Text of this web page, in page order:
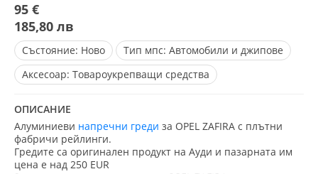
95 €
185,80 лв
Състояние: Ново Тип мпс: Автомобили и джипове
Aксесоар: Товароукрепващи средства
ОПИСАНИЕ
Алуминиеви напречни греди за OPEL ZAFIRA с плътни
фабричи рейлинги.
Гредите са оригинален продукт на Ауди и пазарната им
цена е над 250 EUR